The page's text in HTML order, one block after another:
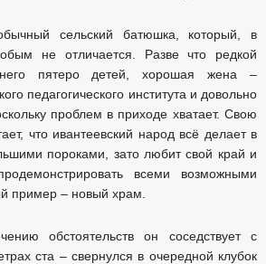
сельский батюшка, который, в
не отличается. Разве что редкой
пятеро детей, хорошая жена –
педагогического института и довольно
проблем в приходе хватает. Свою
что ивантеевский народ всё делает в
пороками, зато любит свой край и
всеми возможными
пример – новый храм.
обстоятельств он соседствует с
ста – свернулся в очередной клубок